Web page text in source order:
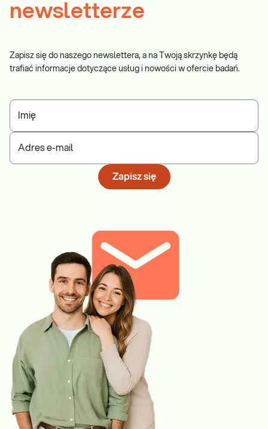
newsletterze
Zapisz się do naszego newslettera, a na Twoją skrzynkę będą
trafiać informacje dotyczące usług i nowości w ofercie badań.
Imię
Adres e-mail
Zapisz się